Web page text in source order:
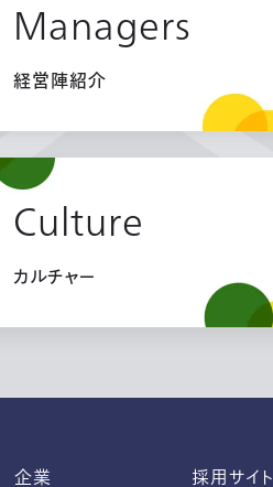
Managers
経営陣紹介
Culture
カルチャー
企業 採用サイト